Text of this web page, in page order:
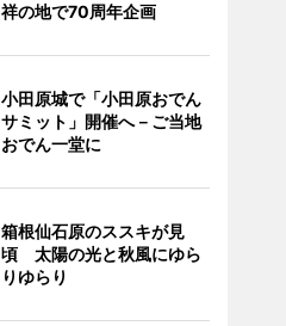
祥の地で70周年企画
小田原城で「小田原おでん
サミット」開催へ－ご当地
おでん一堂に
箱根仙石原のススキが見
頃 太陽の光と秋風にゆら
りゆらり